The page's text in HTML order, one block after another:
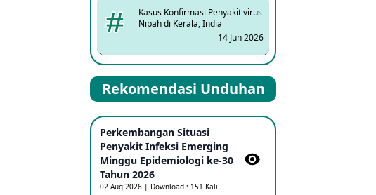
Kasus Konfirmasi Penyakit virus
Nipah di Kerala, India
14 Jun 2026
Kasus Dicurigai Penyakit virus
Nipah di Kerala, India
12 Jun 2026
Mpox Clade 1b di Taiwan
25 May 2026
Rekomendasi Unduhan
Perkembangan Situasi
Penyakit Infeksi Emerging
Minggu Epidemiologi ke-30
Tahun 2026
02 Aug 2026 | Download : 151 Kali